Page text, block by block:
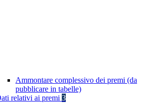
Ammontare complessivo dei premi (da
pubblicare in tabelle)
relativi ai premi 3